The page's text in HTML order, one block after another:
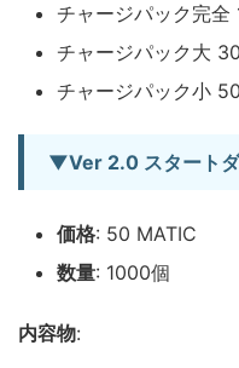
チャージパック完全
チャージパック大
チャージパック小
▼Ver 2.0 スタート
価格: 50 MATIC
数量: 1000個
内容物: